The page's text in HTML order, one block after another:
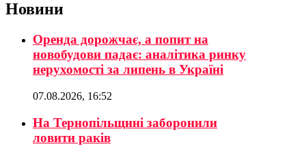
Новини
Оренда дорожчає, а попит на
новобудови падає: аналітика ринку
нерухомості за липень в Україні
07.08.2026, 16:52
На Тернопільщині заборонили
ловити раків